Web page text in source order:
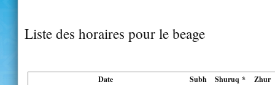
Liste des horaires pour le beage
Date Subh Shuruq * Zhur